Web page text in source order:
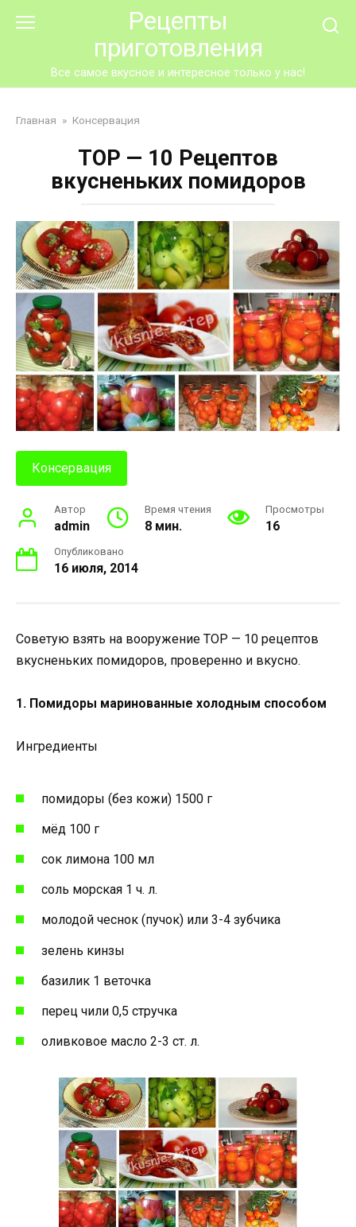
Рецепты
приготовления
Все самое вкусное и интересное только у нас!
Главная » Консервация
ТОР — 10 Рецептов
вкусненьких помидоров
Консервация
Автор
admin
Время чтения
8 мин.
Просмотры
16
Опубликовано
16 июля, 2014
Советую взять на вооружение ТОР — 10 рецептов
вкусненьких помидоров, проверенно и вкусно.
1. Помидоры маринованные холодным способом
Ингредиенты
помидоры (без кожи) 1500 г
мёд 100 г
сок лимона 100 мл
соль морская 1 ч. л.
молодой чеснок (пучок) или 3-4 зубчика
зелень кинзы
базилик 1 веточка
перец чили 0,5 стручка
оливковое масло 2-3 ст. л.